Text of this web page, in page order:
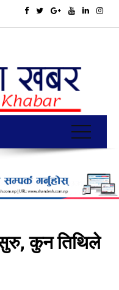
कुन तिथिले